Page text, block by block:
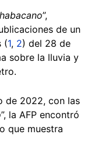
”,
de un
(1, 2) del 28 de
sobre la lluvia y
de 2022, con las
”, la AFP encontró
que muestra